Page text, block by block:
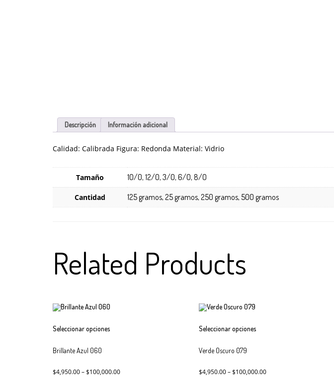
Descripción Información adicional
Calidad: Calibrada Figura: Redonda Material: Vidrio
Tamaño 10/0, 12/0, 3/0, 6/0, 8/0
Cantidad 125 gramos, 25 gramos, 250 gramos, 500 gramos
Related Products
Seleccionar opcionesproducto
Las
Brillante Azul 060
$4,950.00–$100,000.00
Seleccionar opcionesproducto
Las
Verde Oscuro 079
$4,950.00–$100,000.00